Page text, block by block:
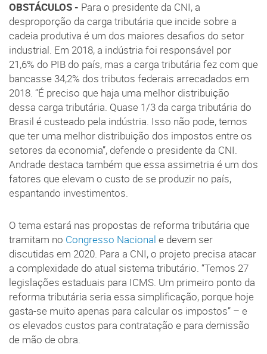
OBSTÁCULOS - Para o presidente da CNI, a
desproporção da carga tributária que incide sobre a
cadeia produtiva é um dos maiores desafios do setor
industrial. Em 2018, a indústria foi responsável por
21,6% do PIB do país, mas a carga tributária fez com que
bancasse 34,2% dos tributos federais arrecadados em
2018. “É preciso que haja uma melhor distribuição
dessa carga tributária. Quase 1/3 da carga tributária do
Brasil é custeado pela indústria. Isso não pode, temos
que ter uma melhor distribuição dos impostos entre os
setores da economia”, defende o presidente da CNI.
Andrade destaca também que essa assimetria é um dos
fatores que elevam o custo de se produzir no país,
espantando investimentos.
O tema estará nas propostas de reforma tributária que
tramitam no Congresso Nacional e devem ser
discutidas em 2020. Para a CNI, o projeto precisa atacar
a complexidade do atual sistema tributário. “Temos 27
legislações estaduais para ICMS. Um primeiro ponto da
reforma tributária seria essa simplificação, porque hoje
gasta-se muito apenas para calcular os impostos” – e
os elevados custos para contratação e para demissão
de mão de obra.